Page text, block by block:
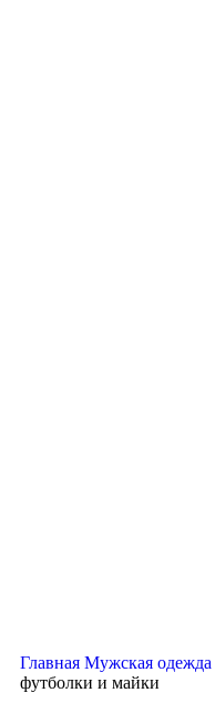
Главная Мужская одежда
футболки и майки